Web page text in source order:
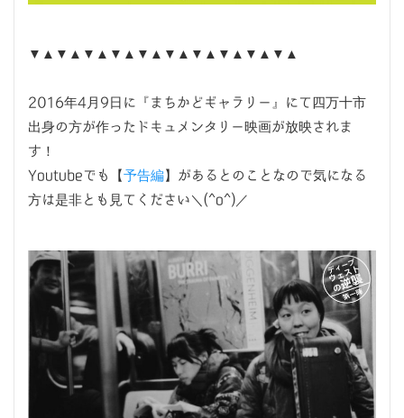
▼▲▼▲▼▲▼▲▼▲▼▲▼▲▼▲▼▲▼▲
2016年4月9日に『まちかどギャラリー』にて四万十市
出身の方が作ったドキュメンタリー映画が放映されま
す！
Youtubeでも【予告編】があるとのことなので気になる
方は是非とも見てください＼(^o^)／